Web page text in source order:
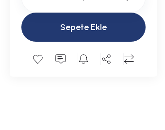
Sepete Ekle